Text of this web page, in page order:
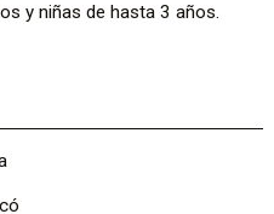
y niñas de hasta 3 años.